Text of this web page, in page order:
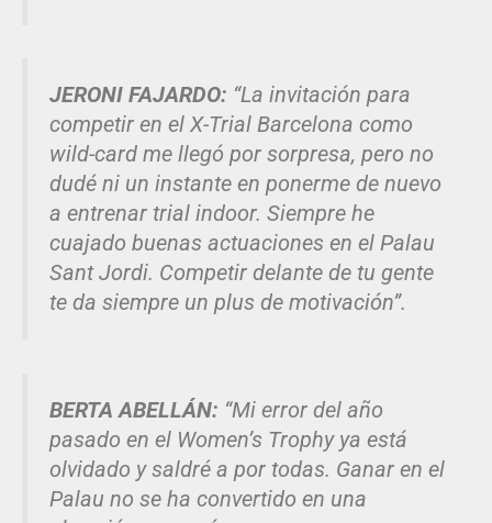
JERONI FAJARDO: “La invitación para
competir en el X-Trial Barcelona como
wild-card me llegó por sorpresa, pero no
dudé ni un instante en ponerme de nuevo
a entrenar trial indoor. Siempre he
cuajado buenas actuaciones en el Palau
Sant Jordi. Competir delante de tu gente
te da siempre un plus de motivación”.
BERTA ABELLÁN: “Mi error del año
pasado en el Women’s Trophy ya está
olvidado y saldré a por todas. Ganar en el
Palau no se ha convertido en una